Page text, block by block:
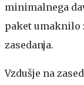
minimalnega
paket umaknilo
zasedanja.
Vzdušje na